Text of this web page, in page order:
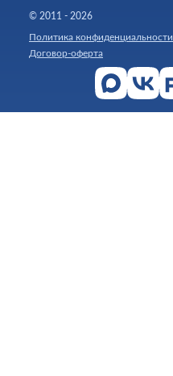
© 2011 - 2026
Политика конфиденциальности
Договор-оферта